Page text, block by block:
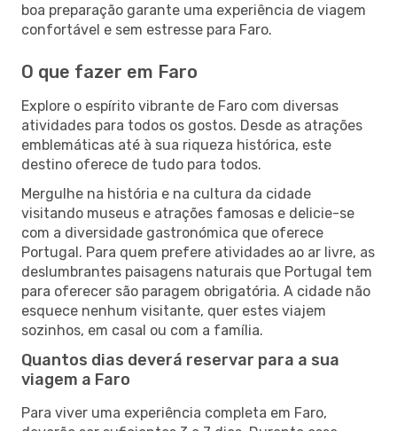
boa preparação garante uma experiência de viagem
confortável e sem estresse para Faro.
O que fazer em Faro
Explore o espírito vibrante de Faro com diversas
atividades para todos os gostos. Desde as atrações
emblemáticas até à sua riqueza histórica, este
destino oferece de tudo para todos.
Mergulhe na história e na cultura da cidade
visitando museus e atrações famosas e delicie-se
com a diversidade gastronómica que oferece
Portugal. Para quem prefere atividades ao ar livre, as
deslumbrantes paisagens naturais que Portugal tem
para oferecer são paragem obrigatória. A cidade não
esquece nenhum visitante, quer estes viajem
sozinhos, em casal ou com a família.
Quantos dias deverá reservar para a sua
viagem a Faro
Para viver uma experiência completa em Faro,